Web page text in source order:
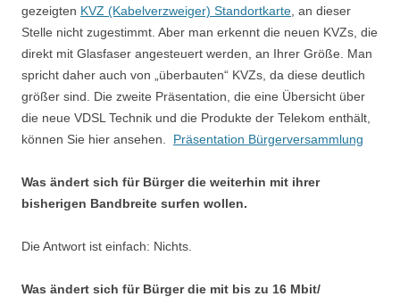
gezeigten KVZ (Kabelverzweiger) Standortkarte , an dieser
Stelle nicht zugestimmt. Aber man erkennt die neuen KVZs, die
direkt mit Glasfaser angesteuert werden, an Ihrer Größe. Man
spricht daher auch von „überbauten“ KVZs, da diese deutlich
größer sind. Die zweite Präsentation, die eine Übersicht über
die neue VDSL Technik und die Produkte der Telekom enthält,
können Sie hier ansehen. Präsentation Bürgerversammlung
Was ändert sich für Bürger die weiterhin mit ihrer
bisherigen Bandbreite surfen wollen.
Die Antwort ist einfach: Nichts.
Was ändert sich für Bürger die mit bis zu 16 Mbit/